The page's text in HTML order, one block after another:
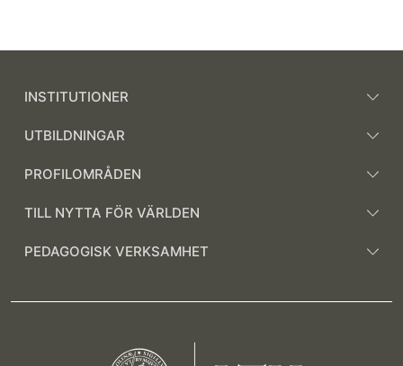
INSTITUTIONER
UTBILDNINGAR
PROFILOMRÅDEN
TILL NYTTA FÖR VÄRLDEN
PEDAGOGISK VERKSAMHET